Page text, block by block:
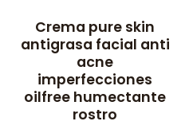
Crema pure skin
antigrasa facial anti
acne
imperfecciones
oilfree humectante
rostro